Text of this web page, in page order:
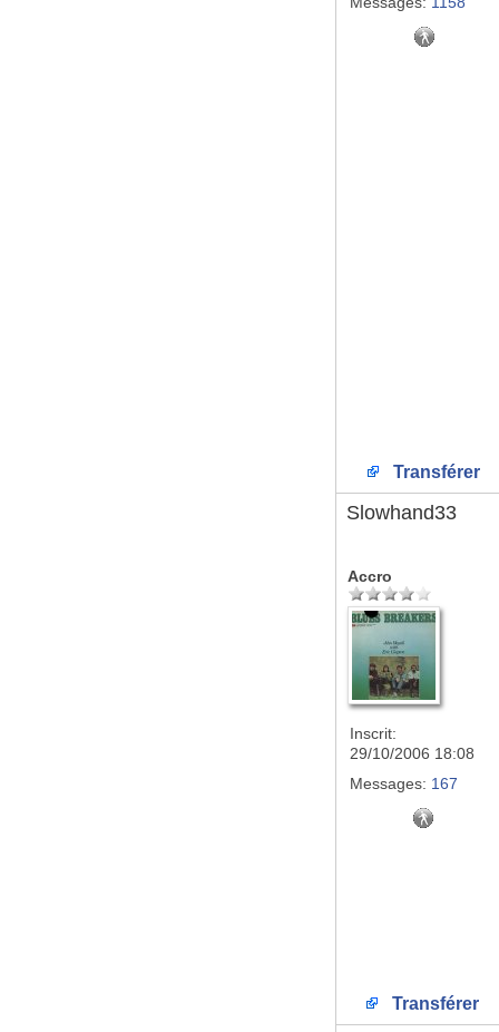
Transférer
Slowhand33
Accro
Inscrit:
29/10/2006 18:08
Messages: 167
Transférer